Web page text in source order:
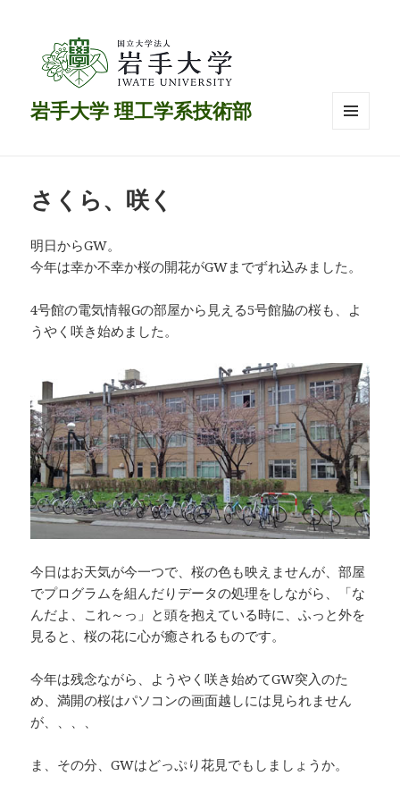
岩手大学 理工学系技術部
さくら、咲く
明日からGW。
今年は幸か不幸か桜の開花がGWまでずれ込みました。
4号館の電気情報Gの部屋から見える5号館脇の桜も、よ
うやく咲き始めました。
今日はお天気が今一つで、桜の色も映えませんが、部屋
でプログラムを組んだりデータの処理をしながら、「な
んだよ、これ～っ」と頭を抱えている時に、ふっと外を
見ると、桜の花に心が癒されるものです。
今年は残念ながら、ようやく咲き始めてGW突入のた
め、満開の桜はパソコンの画面越しには見られません
が、、、、
ま、その分、GWはどっぷり花見でもしましょうか。